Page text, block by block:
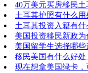
40万美元买房移民
土耳其护照有什么用
土耳其投资入籍有
美国投资移民新政为
美国留学生选择哪些
移民美国有什么好
现在想拿美国绿卡